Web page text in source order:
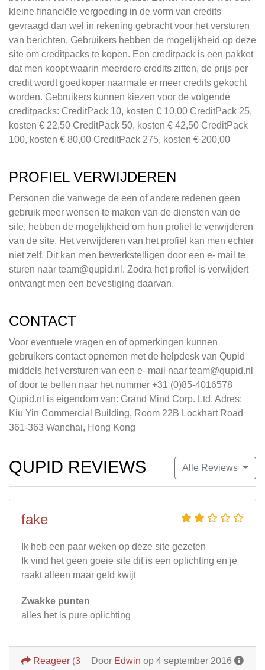
kleine financiële vergoeding in de vorm van credits
gevraagd dan wel in rekening gebracht voor het versturen
van berichten. Gebruikers hebben de mogelijkheid op deze
site om creditpacks te kopen. Een creditpack is een pakket
dat men koopt waarin meerdere credits zitten, de prijs per
credit wordt goedkoper naarmate er meer credits gekocht
worden. Gebruikers kunnen kiezen voor de volgende
creditpacks: CreditPack 10, kosten € 10,00 CreditPack 25,
kosten € 22,50 CreditPack 50, kosten € 42,50 CreditPack
100, kosten € 80,00 CreditPack 275, kosten € 200,00
PROFIEL VERWIJDEREN
Personen die vanwege de een of andere redenen geen
gebruik meer wensen te maken van de diensten van de
site, hebben de mogelijkheid om hun profiel te verwijderen
van de site. Het verwijderen van het profiel kan men echter
niet zelf. Dit kan men bewerkstelligen door een e- mail te
sturen naar team@qupid.nl . Zodra het profiel is verwijdert
ontvangt men een bevestiging daarvan.
CONTACT
Voor eventuele vragen en of opmerkingen kunnen
gebruikers contact opnemen met de helpdesk van Qupid
middels het versturen van een e- mail naar team@qupid.nl
of door te bellen naar het nummer +31 (0)85-4016578
Qupid.nl is eigendom van: Grand Mind Corp. Ltd. Adres:
Kiu Yin Commercial Building, Room 22B Lockhart Road
361-363 Wanchai, Hong Kong
Alle Reviews
QUPID REVIEWS
fake
Ik heb een paar weken op deze site gezeten
Ik vind het geen goeie site dit is een oplichting en je
raakt alleen maar geld kwijt
Zwakke punten
alles het is pure oplichting
Door Edwin op 4 september 2016
Reageer (3